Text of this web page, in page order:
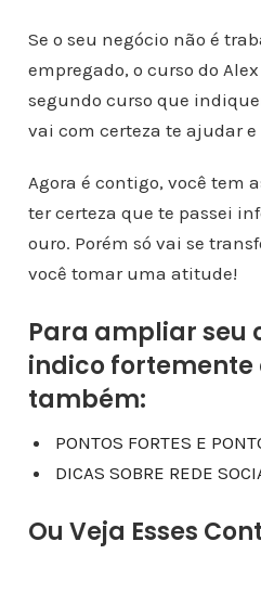
Se o seu negócio não é
empregado, o curso do
segundo curso que
vai com certeza te ajudar
Agora é contigo, você tem
ter certeza que te passei
ouro. Porém só vai se
você tomar uma atitude!
Para ampliar seu
indico fortemente
também:
PONTOS FORTES E
DICAS SOBRE REDE
Ou Veja Esses